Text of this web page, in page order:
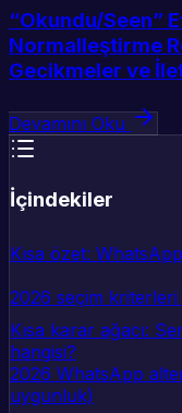
“Okundu/Seen”
Normalleştirme
Gecikmeler ve
Devamını Oku
İçindekiler
Kısa özet:
2026 seçim kriterleri
Kısa karar ağacı:
hangisi?
2026 WhatsApp
uygunluk)